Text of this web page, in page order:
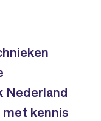
Nederland
kennis